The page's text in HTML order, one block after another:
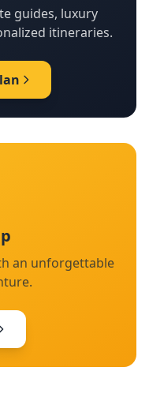
guides, luxury
itineraries.
an unforgettable